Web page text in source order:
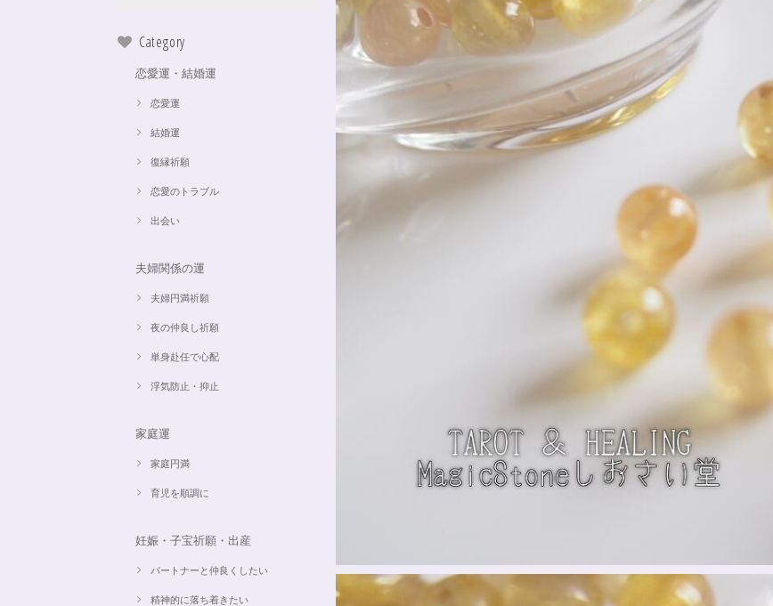
Category
恋愛運・結婚運
恋愛運
結婚運
復縁祈願
恋愛のトラブル
出会い
夫婦関係の運
夫婦円満祈願
夜の仲良し祈願
単身赴任で心配
浮気防止・抑止
家庭運
家庭円満
育児を順調に
妊娠・子宝祈願・出産
パートナーと仲良くしたい
精神的に落ち着きたい